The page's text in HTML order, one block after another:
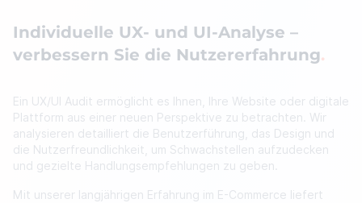
Individuelle UX- und UI-Analyse –
verbessern Sie die Nutzererfahrung
Ein UX/UI Audit ermöglicht es Ihnen, Ihre Website oder digitale
Plattform aus einer neuen Perspektive zu betrachten. Wir
analysieren detailliert die Benutzerführung, das Design und
die Nutzerfreundlichkeit, um Schwachstellen aufzudecken
und gezielte Handlungsempfehlungen zu geben.
Mit unserer langjährigen Erfahrung im E-Commerce liefert